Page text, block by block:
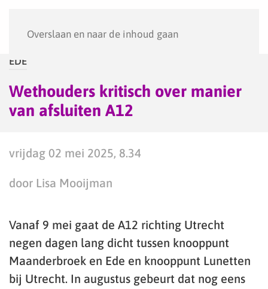
Overslaan en naar de inhoud gaan
EDE
Wethouders kritisch over manier
van afsluiten A12
vrijdag 02 mei 2025, 8.34
door Lisa Mooijman
Vanaf 9 mei gaat de A12 richting Utrecht
negen dagen lang dicht tussen knooppunt
Maanderbroek en Ede en knooppunt Lunetten
bij Utrecht. In augustus gebeurt dat nog eens